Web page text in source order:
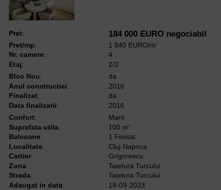
Pret: 184 000 EURO negociabil
Pret/mp: 1 840 EURO/m2
Nr. camere:
4
Etaj:
2/2
Bloc Nou:
da
Anul constructiei:
2016
Finalizat:
da
Data finalizarii:
2016
Confort:
Marit
Suprafata utila: 100 m2
Balcoane:
1 Finisat
Localitate:
Cluj-Napoca
Cartier:
Grigorescu
Zona:
Taietura Turcului
Strada:
Taietura Turcului
Adaugat in data:
18-09-2023